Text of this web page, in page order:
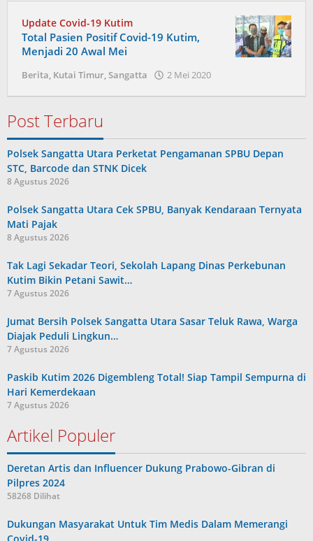
Update Covid-19 Kutim
Total Pasien Positif Covid-19 Kutim,
Menjadi 20 Awal Mei
Berita, Kutai Timur,Sangatta 2 Mei 2020
Post Terbaru
Polsek Sangatta Utara Perketat Pengamanan SPBU Depan
STC, Barcode dan STNK Dicek
8 Agustus 2026
Polsek Sangatta Utara Cek SPBU, Banyak Kendaraan Ternyata
Mati Pajak
8 Agustus 2026
Tak Lagi Sekadar Teori, Sekolah Lapang Dinas Perkebunan
Kutim Bikin Petani Sawit…
7 Agustus 2026
Jumat Bersih Polsek Sangatta Utara Sasar Teluk Rawa, Warga
Diajak Peduli Lingkun…
7 Agustus 2026
Paskib Kutim 2026 Digembleng Total! Siap Tampil Sempurna di
Hari Kemerdekaan
7 Agustus 2026
Artikel Populer
Deretan Artis dan Influencer Dukung Prabowo-Gibran di
Pilpres 2024
58268 Dilihat
Dukungan Masyarakat Untuk Tim Medis Dalam Memerangi